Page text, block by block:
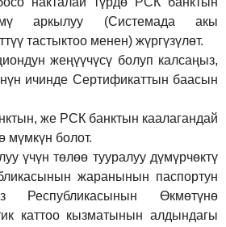
аркылуу (Системада акы
тастыктоо менен) жүргүзүлөт.
жеңүүчүсү болуп калсаңыз,
ичинде Сертификаттын баасын
же РСК банктын каалагандай
мүмкүн болот.
үчүн төлөө тууралуу дүмүрчөктү
жаранынын паспортун
Республикасынын Өкмөтүнө
каттоо кызматынын алдындагы